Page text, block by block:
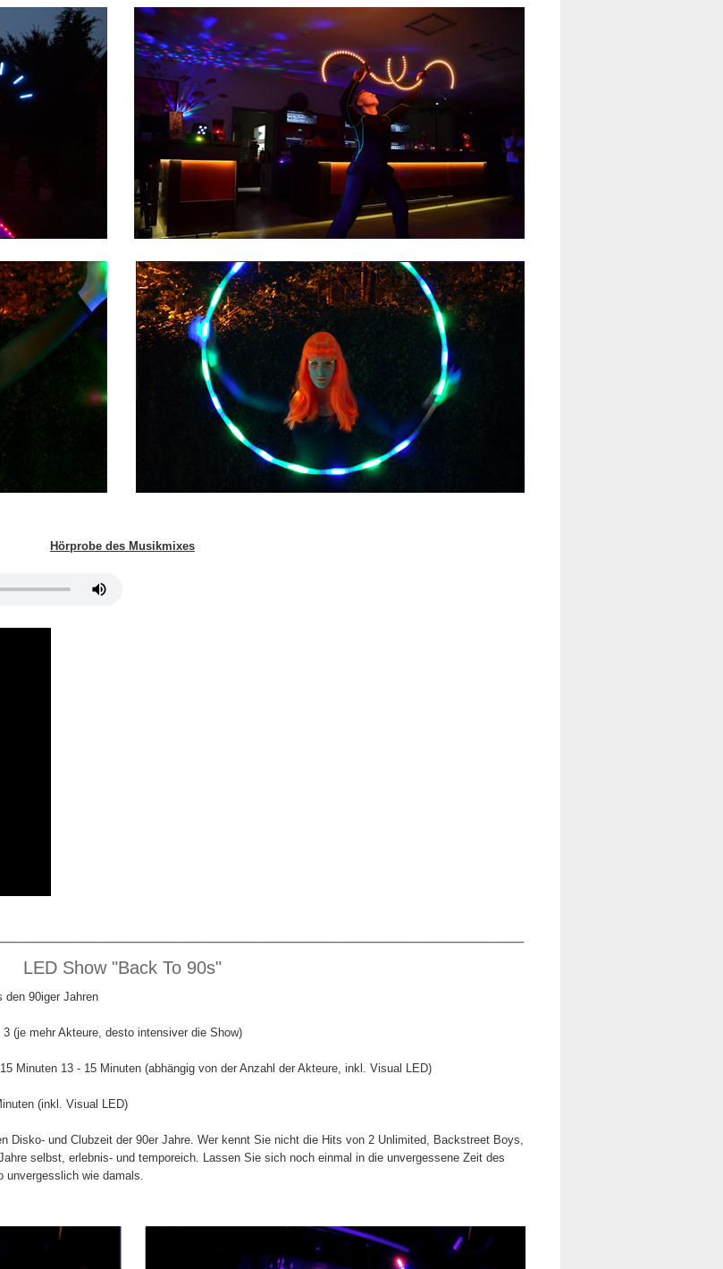
Hörprobe des Musikmixes
LED Show "Back To 90s"
den 90iger Jahren
3 (je mehr Akteure, desto intensiver die Show)
Minuten 13 - 15 Minuten (abhängig von der Anzahl der Akteure, inkl. Visual LED)
(inkl. Visual LED)
Disko- und Clubzeit der 90er Jahre. Wer kennt Sie nicht die Hits von 2 Unlimited, Backstreet Boys,
selbst, erlebnis- und temporeich. Lassen Sie sich noch einmal in die unvergessene Zeit des
unvergesslich wie damals.